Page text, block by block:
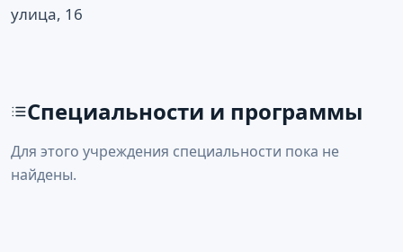
улица, 16
Специальности и программы
Для этого учреждения специальности пока не
найдены.